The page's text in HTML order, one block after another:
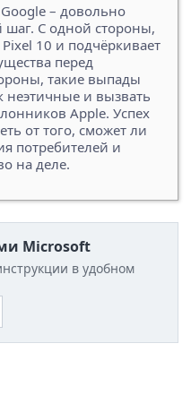
– довольно
С одной стороны,
10 и подчёркивает
перед
такие выпады
неэтичные и вызвать
Apple. Успех
от того, сможет ли
потребителей и
на деле.
Microsoft
в удобном